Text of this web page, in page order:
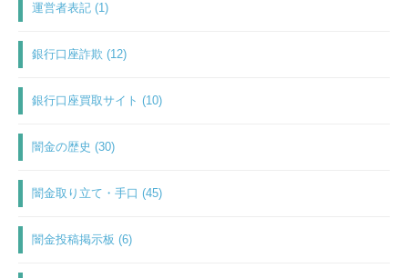
運営者表記 (1)
銀行口座詐欺 (12)
銀行口座買取サイト (10)
闇金の歴史 (30)
闇金取り立て・手口 (45)
闇金投稿掲示板 (6)